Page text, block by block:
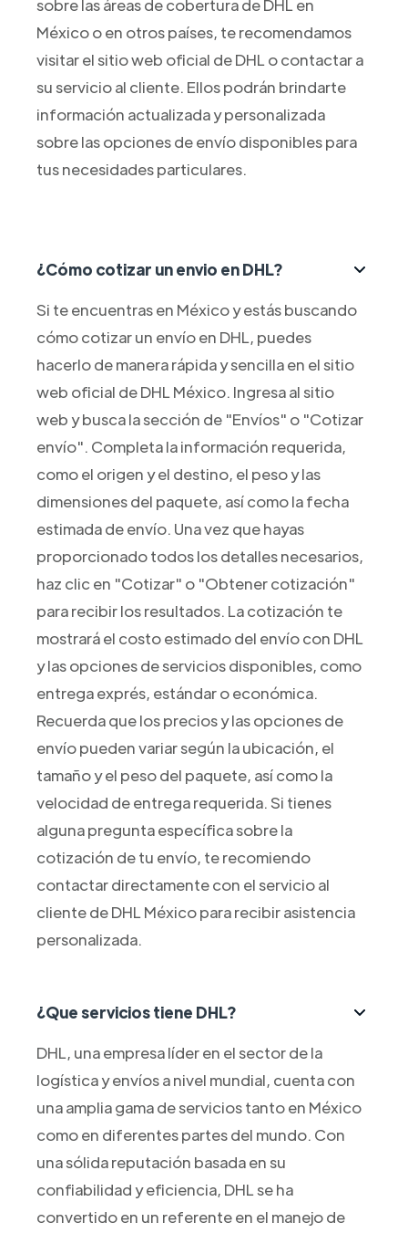
sobre las áreas de cobertura de DHL en
México o en otros países, te recomendamos
visitar el sitio web oficial de DHL o contactar a
su servicio al cliente. Ellos podrán brindarte
información actualizada y personalizada
sobre las opciones de envío disponibles para
tus necesidades particulares.
¿Cómo cotizar un envio en DHL?
Si te encuentras en México y estás buscando
cómo cotizar un envío en DHL, puedes
hacerlo de manera rápida y sencilla en el sitio
web oficial de DHL México. Ingresa al sitio
web y busca la sección de "Envíos" o "Cotizar
envío". Completa la información requerida,
como el origen y el destino, el peso y las
dimensiones del paquete, así como la fecha
estimada de envío. Una vez que hayas
proporcionado todos los detalles necesarios,
haz clic en "Cotizar" o "Obtener cotización"
para recibir los resultados. La cotización te
mostrará el costo estimado del envío con DHL
y las opciones de servicios disponibles, como
entrega exprés, estándar o económica.
Recuerda que los precios y las opciones de
envío pueden variar según la ubicación, el
tamaño y el peso del paquete, así como la
velocidad de entrega requerida. Si tienes
alguna pregunta específica sobre la
cotización de tu envío, te recomiendo
contactar directamente con el servicio al
cliente de DHL México para recibir asistencia
personalizada.
¿Que servicios tiene DHL?
DHL, una empresa líder en el sector de la
logística y envíos a nivel mundial, cuenta con
una amplia gama de servicios tanto en México
como en diferentes partes del mundo. Con
una sólida reputación basada en su
confiabilidad y eficiencia, DHL se ha
convertido en un referente en el manejo de